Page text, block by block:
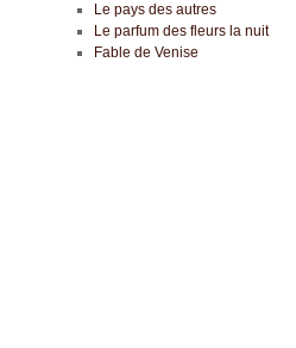
Le pays des autres
Le parfum des fleurs la nuit
Fable de Venise